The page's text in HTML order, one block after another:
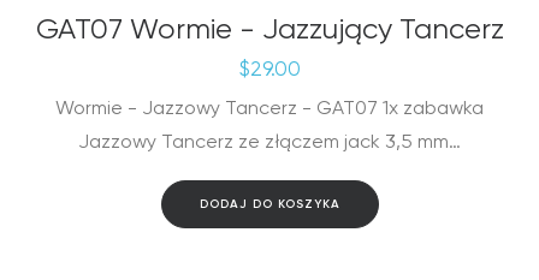
GAT07 Wormie - Jazzujący Tancerz
$29.00
Wormie - Jazzowy Tancerz - GAT07 1x zabawka
Jazzowy Tancerz ze złączem jack 3,5 mm…
DODAJ DO KOSZYKA